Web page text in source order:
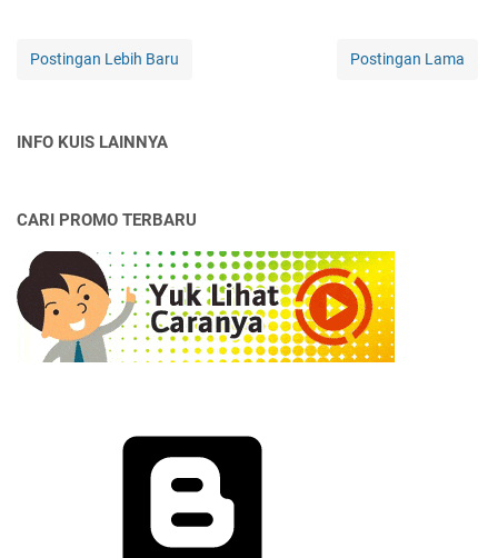
Postingan Lebih Baru Postingan Lama
INFO KUIS LAINNYA
CARI PROMO TERBARU